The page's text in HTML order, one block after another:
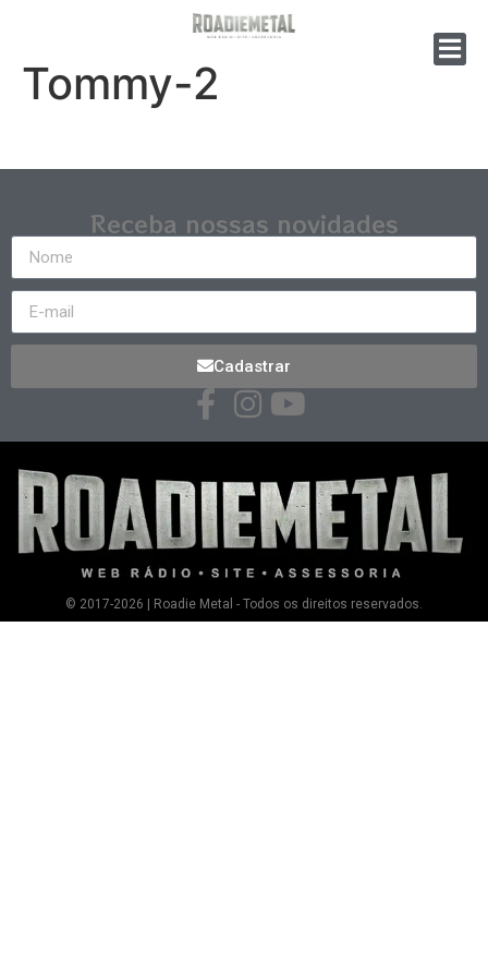
Tommy-2
Receba nossas novidades
Cadastrar
© 2017-2026 | Roadie Metal - Todos os direitos reservados.